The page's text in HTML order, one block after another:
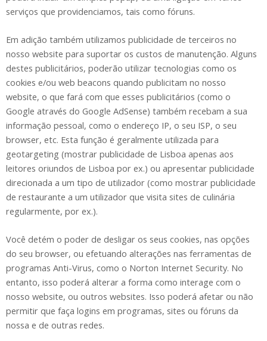
serviços que providenciamos, tais como fóruns.
Em adição também utilizamos publicidade de terceiros no
nosso website para suportar os custos de manutenção. Alguns
destes publicitários, poderão utilizar tecnologias como os
cookies e/ou web beacons quando publicitam no nosso
website, o que fará com que esses publicitários (como o
Google através do Google AdSense) também recebam a sua
informação pessoal, como o endereço IP, o seu ISP, o seu
browser, etc. Esta função é geralmente utilizada para
geotargeting (mostrar publicidade de Lisboa apenas aos
leitores oriundos de Lisboa por ex.) ou apresentar publicidade
direcionada a um tipo de utilizador (como mostrar publicidade
de restaurante a um utilizador que visita sites de culinária
regularmente, por ex.).
Você detém o poder de desligar os seus cookies, nas opções
do seu browser, ou efetuando alterações nas ferramentas de
programas Anti-Virus, como o Norton Internet Security. No
entanto, isso poderá alterar a forma como interage com o
nosso website, ou outros websites. Isso poderá afetar ou não
permitir que faça logins em programas, sites ou fóruns da
nossa e de outras redes.